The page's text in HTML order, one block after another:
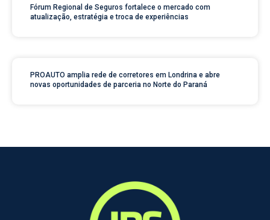
Fórum Regional de Seguros fortalece o mercado com
atualização, estratégia e troca de experiências
PROAUTO amplia rede de corretores em Londrina e abre
novas oportunidades de parceria no Norte do Paraná